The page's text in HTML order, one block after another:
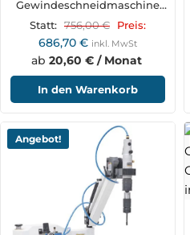
Gewindeschneidmaschine
Statt: 756,00€ Preis:
686,70 € inkl. MwSt
ab 20,60 € / Monat
In den Warenkorb
Angebot!